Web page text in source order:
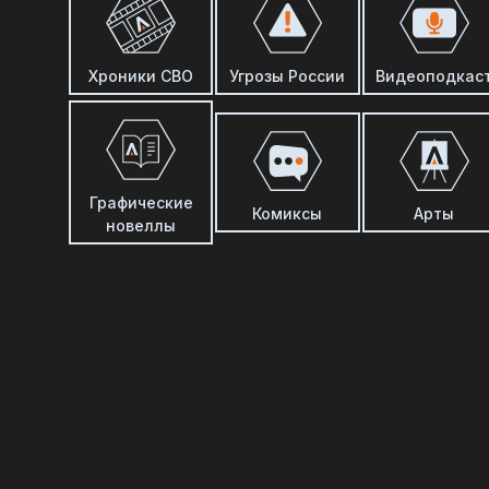
Хроники СВО Угрозы России
Графические
новеллы
Комиксы Арты